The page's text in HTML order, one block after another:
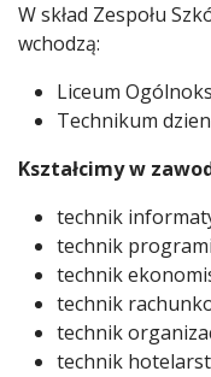
W skład Zespołu
wchodzą:
Liceum
Technikum
Kształcimy w
technik
technik
technik
technik
technik
technik